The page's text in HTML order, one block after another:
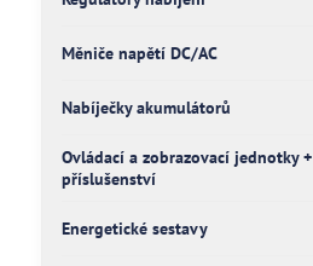
Měniče napětí DC/AC
Nabíječky akumulátorů
Ovládací a zobrazovací jednotky +
příslušenství
Energetické sestavy